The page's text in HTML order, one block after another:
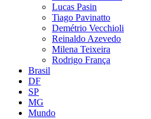
Lucas Pasin
Tiago Pavinatto
Demétrio Vecchioli
Reinaldo Azevedo
Milena Teixeira
Rodrigo França
Brasil
DF
SP
MG
Mundo